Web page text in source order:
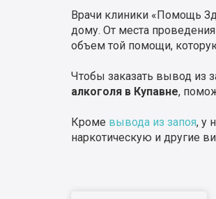
Врачи клиники «Помощь
дому. От места
объем той помощи,
Чтобы заказать вывод из
алкоголя в Купавне,
Кроме вывода из запоя, у
наркотическую и другие